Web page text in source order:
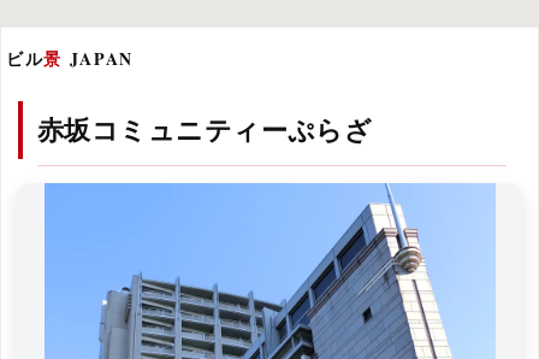
ビル景 JAPAN
赤坂コミュニティーぷらざ